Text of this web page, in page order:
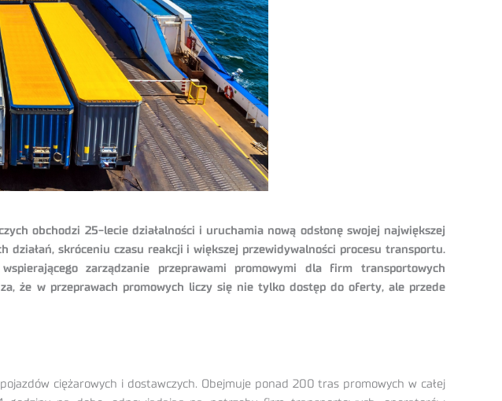
obchodzi 25-lecie działalności i uruchamia nową odsłonę swojej największej
skróceniu czasu reakcji i większej przewidywalności procesu transportu.
zarządzanie przeprawami promowymi dla firm transportowych
że w przeprawach promowych liczy się nie tylko dostęp do oferty, ale przede
ciężarowych i dostawczych. Obejmuje ponad 200 tras promowych w całej